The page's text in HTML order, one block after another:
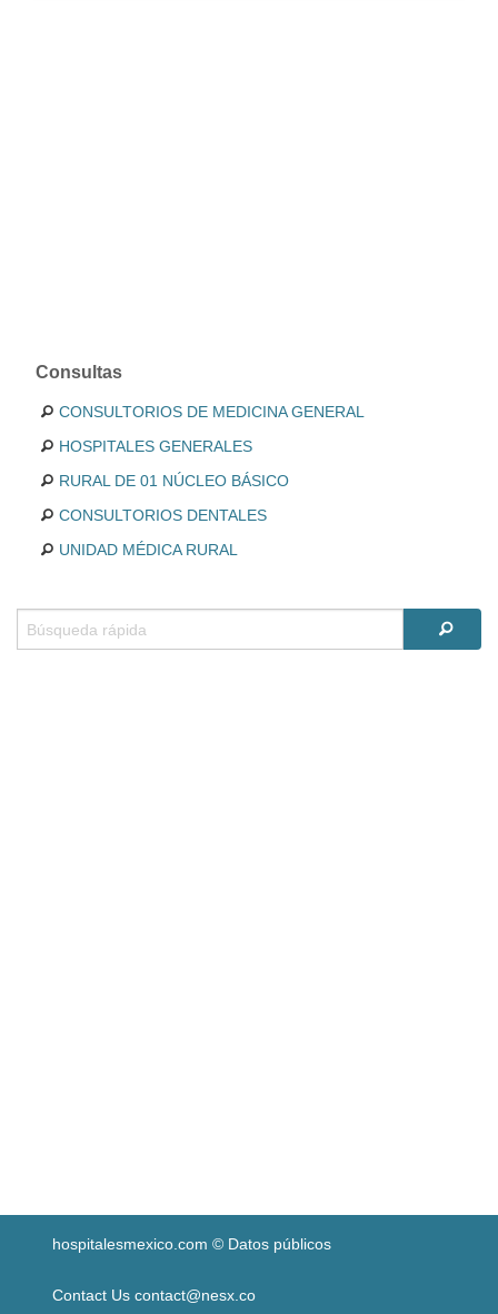
Consultas
CONSULTORIOS DE MEDICINA GENERAL
HOSPITALES GENERALES
RURAL DE 01 NÚCLEO BÁSICO
CONSULTORIOS DENTALES
UNIDAD MÉDICA RURAL
hospitalesmexico.com © Datos públicos
Contact Us contact@nesx.co